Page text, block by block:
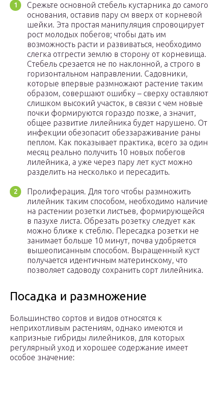
Срежьте основной стебель кустарника до самого
основания, оставив пару см вверх от корневой
шейки. Эта простая манипуляция спровоцирует
рост молодых побегов; чтобы дать им
возможность расти и развиваться, необходимо
слегка отгрести землю в сторону от корневища.
Стебель срезается не по наклонной, а строго в
горизонтальном направлении. Садовники,
которые впервые размножают растение таким
образом, совершают ошибку – сверху оставляют
слишком высокий участок, в связи с чем новые
почки формируются гораздо позже, а значит,
общее развитие лилейника будет нарушено. От
инфекции обезопасит обеззараживание раны
пеплом. Как показывает практика, всего за один
месяц реально получить 10 новых побегов
лилейника, а уже через пару лет куст можно
разделить на несколько и пересадить.
Пролиферация. Для того чтобы размножить
лилейник таким способом, необходимо наличие
на растении розетки листьев, формирующейся
в пазухе листа. Обрезать розетку следует как
можно ближе к стеблю. Пересадка розетки не
занимает больше 10 минут, почва удобряется
вышеописанным способом. Выращенный куст
получается идентичным материнскому, что
позволяет садоводу сохранить сорт лилейника.
Посадка и размножение
Большинство сортов и видов относятся к
неприхотливым растениям, однако имеются и
капризные гибриды лилейников, для которых
регулярный уход и хорошее содержание имеет
особое значение: